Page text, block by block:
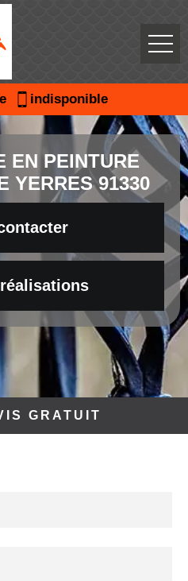
indisponible
EN PEINTURE
YERRES 91330
GRATUIT